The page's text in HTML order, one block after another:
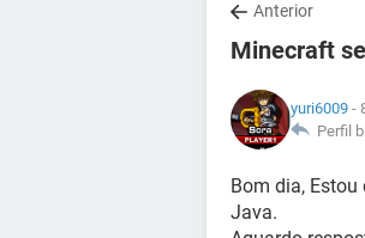
Anterior
Minecraft
yuri6009 -
Perfil
Bom dia,
Java.